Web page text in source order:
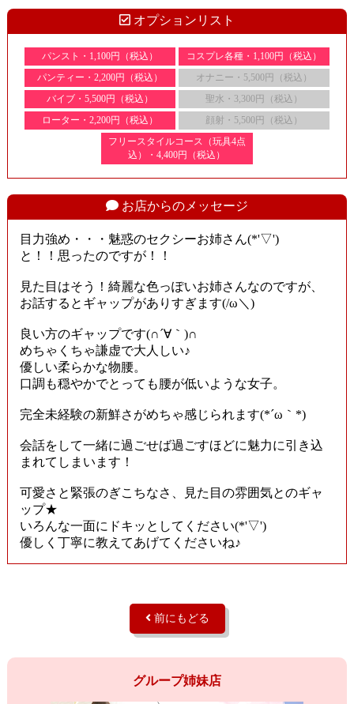
オプションリスト
パンスト・1,100円（税込）
コスプレ各種・1,100円（税込）
パンティー・2,200円（税込）
オナニー・5,500円（税込）
バイブ・5,500円（税込）
聖水・3,300円（税込）
ローター・2,200円（税込）
顔射・5,500円（税込）
フリースタイルコース（玩具4点
込）・4,400円（税込）
お店からのメッセージ
目力強め・・・魅惑のセクシーお姉さん(*'▽')
と！！思ったのですが！！
見た目はそう！綺麗な色っぽいお姉さんなのですが、
お話するとギャップがありすぎます(/ω＼)
良い方のギャップです(∩´∀｀)∩
めちゃくちゃ謙虚で大人しい♪
優しい柔らかな物腰。
口調も穏やかでとっても腰が低いような女子。
完全未経験の新鮮さがめちゃ感じられます(*´ω｀*)
会話をして一緒に過ごせば過ごすほどに魅力に引き込
まれてしまいます！
可愛さと緊張のぎこちなさ、見た目の雰囲気とのギャ
ップ★
いろんな一面にドキッとしてください(*'▽')
優しく丁寧に教えてあげてくださいね♪
前にもどる
グループ姉妹店